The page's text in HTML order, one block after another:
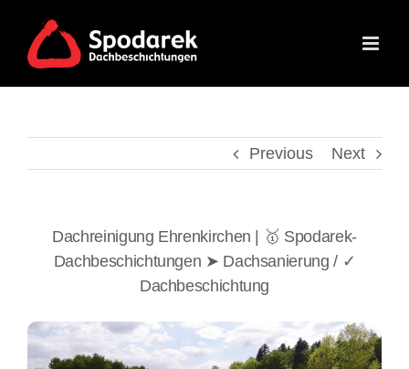
content
Previous Next
Dachreinigung Ehrenkirchen | 🥇 Spodarek-
Dachbeschichtungen ➤ Dachsanierung / ✓
Dachbeschichtung